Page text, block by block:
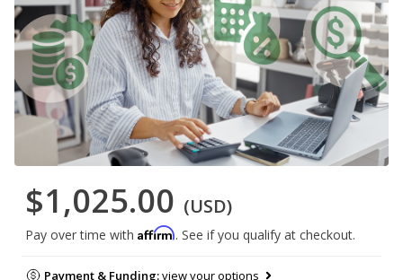
$1,025.00 (USD)
Pay over time with Affirm. See if you qualify at checkout.
Payment & Funding:view your options